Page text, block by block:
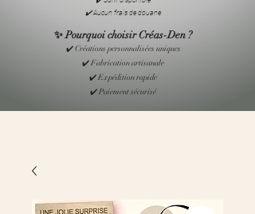
✔️ Aucun frais de douane
✨ Pourquoi choisir Créas-Den ?
✔️ Créations personnalisées uniques
✔️ Fabrication artisanale
✔️ Expédition rapide
✔️ Paiement sécurisé